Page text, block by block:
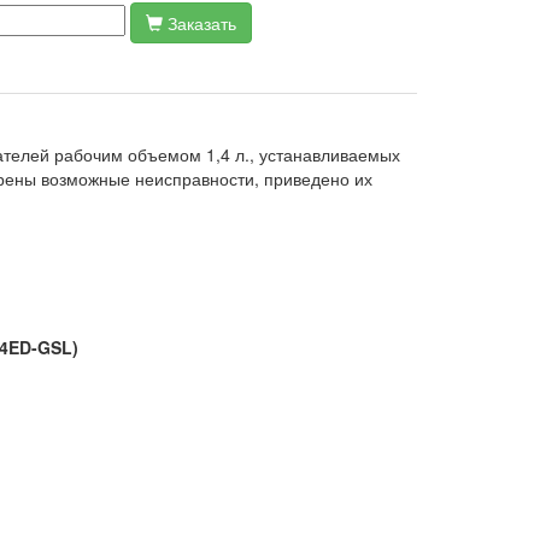
Заказать
рабочим объемом 1,4 л., устанавливаемых
возможные неисправности, приведено их
GSL)